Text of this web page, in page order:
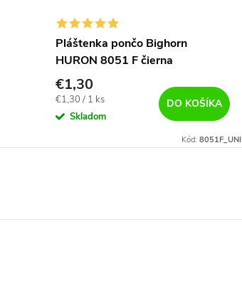
Pláštenka pončo Bighorn
HURON 8051 F čierna
€1,30
Jednotková
cena:
€1,30 / 1 ks
Skladom
DO KOŠÍKA
Kód: 8051F_UNI